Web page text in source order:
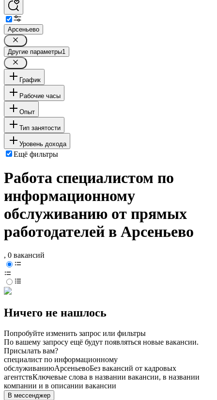
Арсеньево
Другие параметры1
График
Рабочие часы
Опыт
Тип занятости
Уровень дохода
Ещё фильтры
Работа специалистом по
информационному
обслуживанию от прямых
работодателей в Арсеньево
, 0 вакансий
Ничего не нашлось
Попробуйте изменить запрос или фильтры
По вашему запросу ещё будут появляться новые вакансии.
Присылать вам?
специалист по информационному
обслуживаниюАрсеньевоБез вакансий от кадровых
агентствКлючевые слова в названии вакансии, в названии
компании и в описании вакансии
В мессенджер